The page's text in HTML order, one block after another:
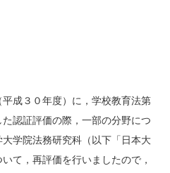
成３０年度）に，学校教育法第
認証評価の際，一部の分野につ
学院法務研究科（以下「日本大
て，再評価を行いましたので，